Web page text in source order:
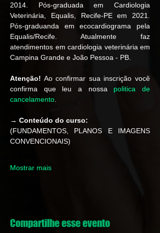
2014. Pós-graduada em Cardiologia
Veterinária, Equalis, Recife-PE em 2021.
Pós-graduanda em ecocardiograma pela
Equalis/Recife. Atualmente faz
atendimentos em cardiologia veterinária em
Campina Grande e João Pessoa - PB.
Atenção! Ao confirmar sua inscrição você
confirma que leu a nossa politica de
cancelamento
→ Conteúdo do curso:
(FUNDAMENTOS, PLANOS E IMAGENS
CONVENCIONAIS)
Mostrar mais
Compartilhe esse evento